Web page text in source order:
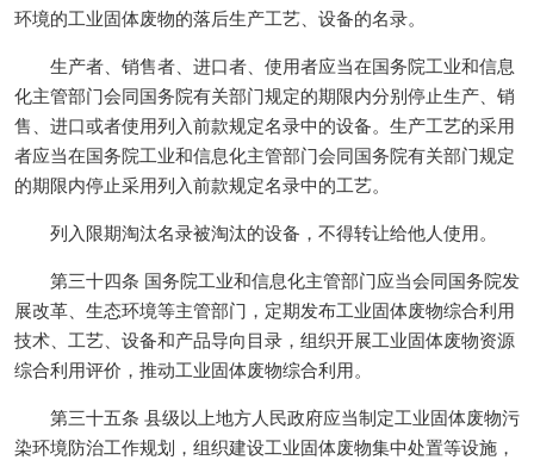
环境的工业固体废物的落后生产工艺、设备的名录。
生产者、销售者、进口者、使用者应当在国务院工业和信息
化主管部门会同国务院有关部门规定的期限内分别停止生产、销
售、进口或者使用列入前款规定名录中的设备。生产工艺的采用
者应当在国务院工业和信息化主管部门会同国务院有关部门规定
的期限内停止采用列入前款规定名录中的工艺。
列入限期淘汰名录被淘汰的设备，不得转让给他人使用。
第三十四条 国务院工业和信息化主管部门应当会同国务院发
展改革、生态环境等主管部门，定期发布工业固体废物综合利用
技术、工艺、设备和产品导向目录，组织开展工业固体废物资源
综合利用评价，推动工业固体废物综合利用。
第三十五条 县级以上地方人民政府应当制定工业固体废物污
染环境防治工作规划，组织建设工业固体废物集中处置等设施，